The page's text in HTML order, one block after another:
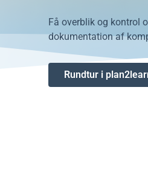
Få overblik og kontrol
dokumentation af
Rundtur i